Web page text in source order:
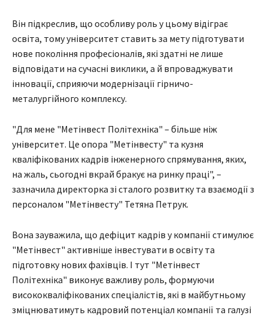
Він підкреслив, що особливу роль у цьому відіграє
освіта, тому університет ставить за мету підготувати
нове покоління професіоналів, які здатні не лише
відповідати на сучасні виклики, а й впроваджувати
інновації, сприяючи модернізації гірничо-
металургійного комплексу.
"Для мене "Метінвест Політехніка" – більше ніж
університет. Це опора "Метінвесту" та кузня
кваліфікованих кадрів інженерного спрямування, яких,
на жаль, сьогодні вкрай бракує на ринку праці", –
зазначила директорка зі сталого розвитку та взаємодії з
персоналом "Метінвесту" Тетяна Петрук.
Вона зауважила, що дефіцит кадрів у компанії стимулює
"Метінвест" активніше інвестувати в освіту та
підготовку нових фахівців. І тут "Метінвест
Політехніка" виконує важливу роль, формуючи
висококваліфікованих спеціалістів, які в майбутньому
зміцнюватимуть кадровий потенціал компанії та галузі